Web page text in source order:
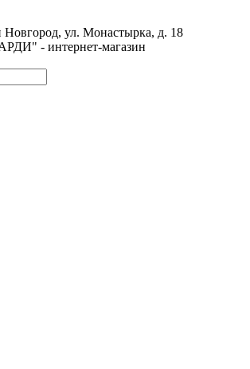
ул. Монастырка, д. 18
- интернет-магазин